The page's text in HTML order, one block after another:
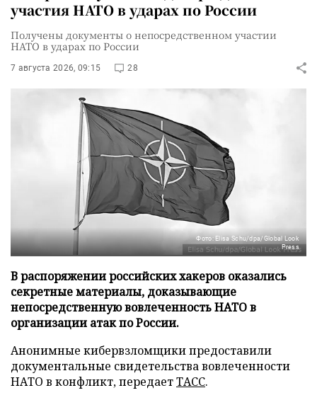
участия НАТО в ударах по России
Получены документы о непосредственном участии
НАТО в ударах по России
7 августа 2026, 09:15 28
Фото: Elisa Schu/dpa/Global Look
Press
В распоряжении российских хакеров оказались
секретные материалы, доказывающие
непосредственную вовлеченность НАТО в
организации атак по России.
Анонимные кибервзломщики предоставили
документальные свидетельства вовлеченности
НАТО в конфликт, передаетТАСС.